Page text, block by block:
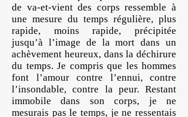
de va-et-vient des corps ressemble à
une mesure du temps régulière, plus
rapide, moins rapide, précipitée
jusqu’à l’image de la mort dans un
achèvement heureux, dans la déchirure
du temps. Je compris que les hommes
font l’amour contre l’ennui, contre
l’insondable, contre la peur. Restant
immobile dans son corps, je ne
mesurais pas le temps, je ne ressentais